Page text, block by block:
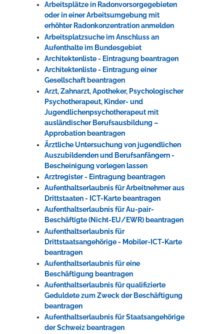
Arbeitsplätze in Radonvorsorgegebieten
oder in einer Arbeitsumgebung mit
erhöhter Radonkonzentration anmelden
Arbeitsplatzsuche im Anschluss an
Aufenthalte im Bundesgebiet
Architektenliste - Eintragung beantragen
Architektenliste - Eintragung einer
Gesellschaft beantragen
Arzt, Zahnarzt, Apotheker, Psychologischer
Psychotherapeut, Kinder- und
Jugendlichenpsychotherapeut mit
ausländischer Berufsausbildung –
Approbation beantragen
Ärztliche Untersuchung von jugendlichen
Auszubildenden und Berufsanfängern -
Bescheinigung vorlegen lassen
Arztregister - Eintragung beantragen
Aufenthaltserlaubnis für Arbeitnehmer aus
Drittstaaten - ICT-Karte beantragen
Aufenthaltserlaubnis für Au-pair-
Beschäftigte (Nicht-EU/EWR) beantragen
Aufenthaltserlaubnis für
Drittstaatsangehörige - Mobiler-ICT-Karte
beantragen
Aufenthaltserlaubnis für eine
Beschäftigung beantragen
Aufenthaltserlaubnis für qualifizierte
Geduldete zum Zweck der Beschäftigung
beantragen
Aufenthaltserlaubnis für Staatsangehörige
der Schweiz beantragen